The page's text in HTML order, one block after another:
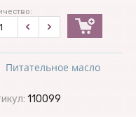
Питательное масло
110099